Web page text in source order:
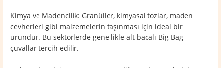
Kimya ve Madencilik: Granüller, kimyasal tozlar, maden
cevherleri gibi malzemelerin taşınması için ideal bir
üründür. Bu sektörlerde genellikle alt bacalı Big Bag
çuvallar tercih edilir.